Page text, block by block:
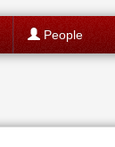
People